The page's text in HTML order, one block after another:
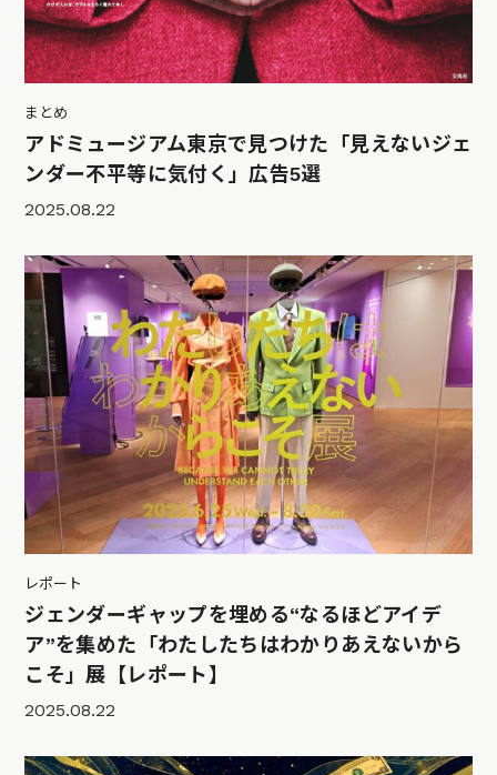
まとめ
アドミュージアム東京で見つけた「見えないジェ
ンダー不平等に気付く」広告5選
2025.08.22
レポート
ジェンダーギャップを埋める“なるほどアイデ
ア”を集めた「わたしたちはわかりあえないから
こそ」展【レポート】
2025.08.22